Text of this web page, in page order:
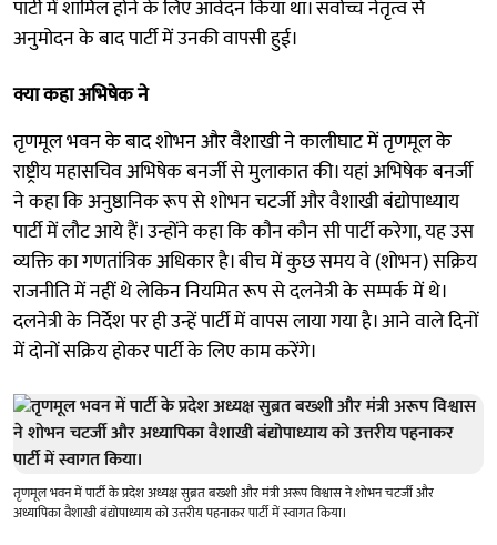
पार्टी में शामिल होने के लिए आवेदन किया था। सर्वोच्च नेतृत्व से
अनुमोदन के बाद पार्टी में उनकी वापसी हुई।
क्या कहा अभिषेक ने
तृणमूल भवन के बाद शोभन और वैशाखी ने कालीघाट में तृणमूल के
राष्ट्रीय महासचिव अभिषेक बनर्जी से मुलाकात की। यहां अभिषेक बनर्जी
ने कहा कि अनुष्ठानिक रूप से शोभन चटर्जी और वैशाखी बंद्योपाध्याय
पार्टी में लौट आये हैं। उन्होंने कहा कि कौन कौन सी पार्टी करेगा, यह उस
व्यक्ति का गणतांत्रिक अधिकार है। बीच में कुछ समय वे (शोभन) सक्रिय
राजनीति में नहीं थे लेकिन नियमित रूप से दलनेत्री के सम्पर्क में थे।
दलनेत्री के निर्देश पर ही उन्हें पार्टी में वापस लाया गया है। आने वाले दिनों
में दोनों सक्रिय होकर पार्टी के लिए काम करेंगे।
तृणमूल भवन में पार्टी के प्रदेश अध्यक्ष सुब्रत बख्शी और मंत्री अरूप विश्वास ने शोभन चटर्जी और
अध्यापिका वैशाखी बंद्योपाध्याय को उत्तरीय पहनाकर पार्टी में स्वागत किया।